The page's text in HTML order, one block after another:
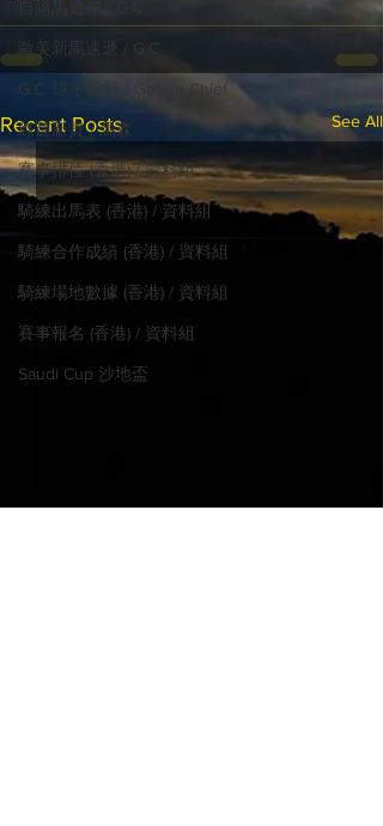
歐美新馬速遞 / G.C
G.C. 環宇脈搏 / Gallant Chief
綠茵新貴 / 馬森
賽事排位 (香港) / 資料組
騎練出馬表 (香港) / 資料組
騎練合作成績 (香港) / 資料組
騎練場地數據 (香港) / 資料組
賽事報名 (香港) / 資料組
Saudi Cup 沙地盃
Recent Posts See All